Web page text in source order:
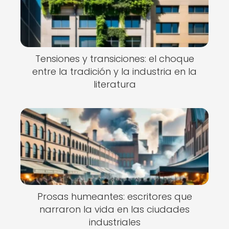
Tensiones y transiciones: el choque
entre la tradición y la industria en la
literatura
Prosas humeantes: escritores que
narraron la vida en las ciudades
industriales